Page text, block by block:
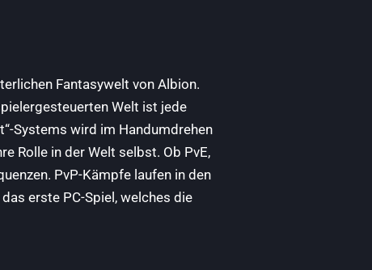
Fantasywelt von Albion.
Welt ist jede
Systems wird im Handumdrehen
Rolle in der Welt selbst. Ob PvE,
PvP-Kämpfe laufen in den
erste PC-Spiel, welches die